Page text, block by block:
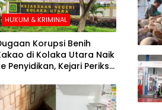
HUKUM & KRIMINAL
Korupsi Benih
di Kolaka Utara Naik
Penyidikan, Kejari Periksa